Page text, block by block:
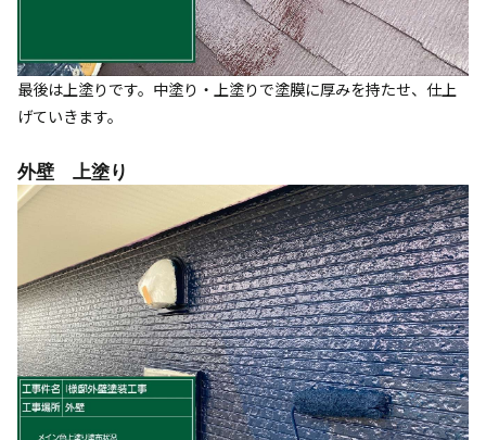
最後は上塗りです。中塗り・上塗りで塗膜に厚みを持たせ、仕上
げていきます。
外壁 上塗り